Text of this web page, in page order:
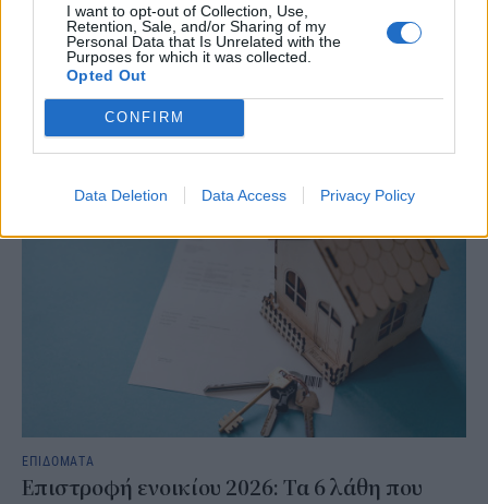
I want to opt-out of Collection, Use,
Retention, Sale, and/or Sharing of my
Personal Data that Is Unrelated with the
Purposes for which it was collected.
Opted Out
CONFIRM
Data Deletion Data Access Privacy Policy
ΟΙΚΟΝΟΜΙΑ
Φορολογικές δηλώσεις: Λήγει η προθεσμία -
Μέχρι πότε προλαβαίνετε
NEWSROOM/23 Ιουλ 2026
ΕΠΙΔΟΜΑΤΑ
Επιστροφή ενοικίου 2026: Τα 6 λάθη που